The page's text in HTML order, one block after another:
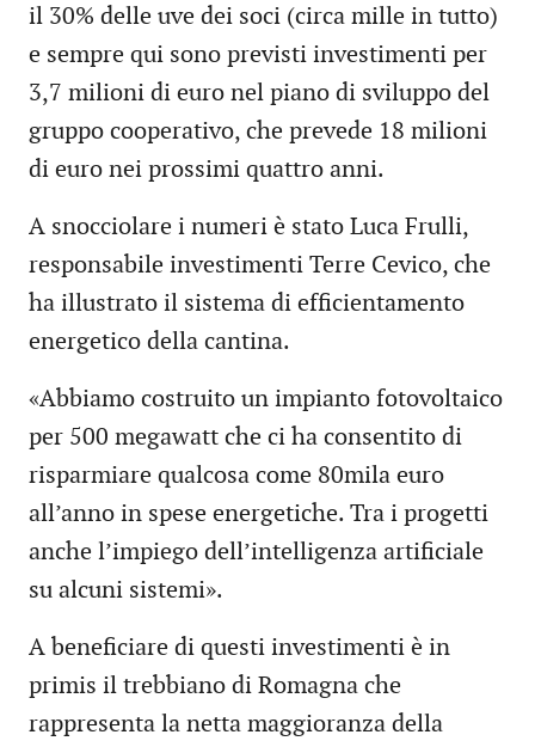
il 30% delle uve dei soci (circa mille in tutto)
e sempre qui sono previsti investimenti per
3,7 milioni di euro nel piano di sviluppo del
gruppo cooperativo, che prevede 18 milioni
di euro nei prossimi quattro anni.
A snocciolare i numeri è stato Luca Frulli,
responsabile investimenti Terre Cevico, che
ha illustrato il sistema di efficientamento
energetico della cantina.
«Abbiamo costruito un impianto fotovoltaico
per 500 megawatt che ci ha consentito di
risparmiare qualcosa come 80mila euro
all’anno in spese energetiche. Tra i progetti
anche l’impiego dell’intelligenza artificiale
su alcuni sistemi».
A beneficiare di questi investimenti è in
primis il trebbiano di Romagna che
rappresenta la netta maggioranza della